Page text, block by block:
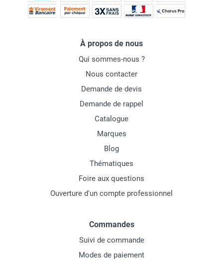
À propos de nous
Qui sommes-nous ?
Nous contacter
Demande de devis
Demande de rappel
Catalogue
Marques
Blog
Thématiques
Foire aux questions
Ouverture d'un compte professionnel
Commandes
Suivi de commande
Modes de paiement